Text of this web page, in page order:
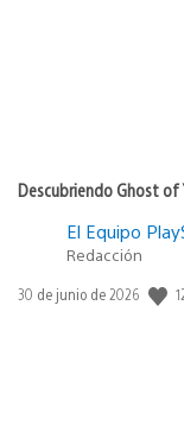
Descubriendo Ghost of
El Equipo
Redacción
Fecha
30 de junio de 2026